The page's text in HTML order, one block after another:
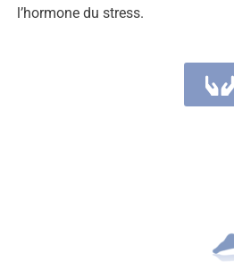
l’hormone du stress.